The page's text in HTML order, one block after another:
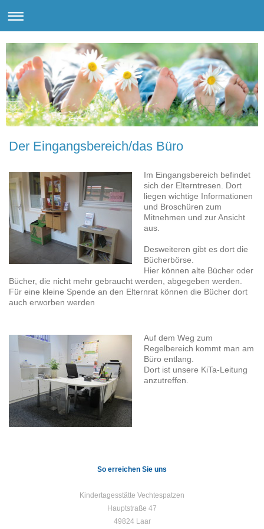
Der Eingangsbereich/das Büro
Im Eingangsbereich befindet
sich der Elterntresen. Dort
liegen wichtige Informationen
und Broschüren zum
Mitnehmen und zur Ansicht
aus.
Desweiteren gibt es dort die
Bücherbörse.
Hier können alte Bücher oder
Bücher, die nicht mehr gebraucht werden, abgegeben werden.
Für eine kleine Spende an den Elternrat können die Bücher dort
auch erworben werden
Auf dem Weg zum
Regelbereich kommt man am
Büro entlang.
Dort ist unsere KiTa-Leitung
anzutreffen.
So erreichen Sie uns
Kindertagesstätte Vechtespatzen
Hauptstraße 47
49824 Laar